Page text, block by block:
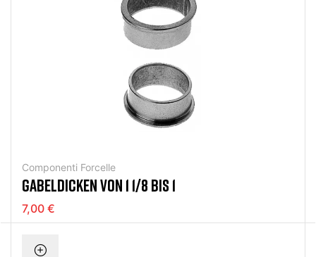
Componenti Forcelle
GABELDICKEN VON 1 1/8 BIS 1
7,00 €